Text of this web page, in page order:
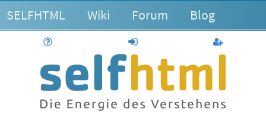
SELFHTML Wiki Forum Blog
anmelden